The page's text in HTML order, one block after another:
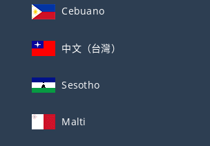
Cebuano
中文（台灣）
Sesotho
Malti